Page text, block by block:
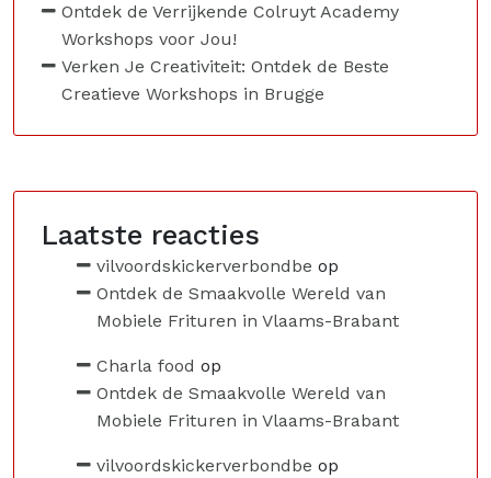
Ontdek de Verrijkende Colruyt Academy
Workshops voor Jou!
Verken Je Creativiteit: Ontdek de Beste
Creatieve Workshops in Brugge
Laatste reacties
vilvoordskickerverbondbe op
Ontdek de Smaakvolle Wereld van
Mobiele Frituren in Vlaams-Brabant
Charla food op
Ontdek de Smaakvolle Wereld van
Mobiele Frituren in Vlaams-Brabant
vilvoordskickerverbondbe op